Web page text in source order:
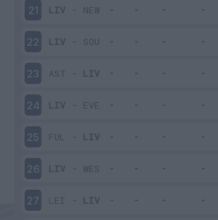
21 LIV - NEW
22 LIV - SOU
23 AST - LIV
24 LIV - EVE
25 FUL - LIV
26 LIV - WES
27 LEI - LIV